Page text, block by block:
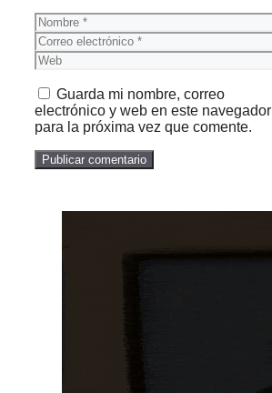
Nombre
Correo
electrónico
Web
Guarda mi nombre, correo
electrónico y web en este navegador
para la próxima vez que comente.